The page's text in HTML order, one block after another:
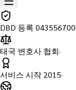
DBD 등록
태국 변호사 협회·
서비스 시작2015·